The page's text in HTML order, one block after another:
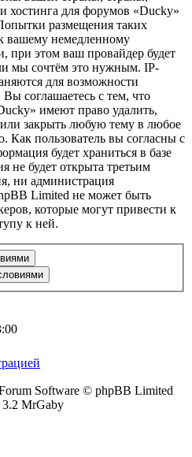
хостинга для форумов «Ducky»
размещения таких
вашему немедленному
при этом ваш провайдер будет
мы сочтём это нужным. IP-
для возможности
соглашаетесь с тем, что
имеют право удалить,
или закрыть любую тему в любое
Как пользователь вы согласны с
будет храниться в базе
не будет открыта третьим
ни администрация
Limited не может быть
которые могут привести к
к ней.
Software © phpBB Limited
MrGaby